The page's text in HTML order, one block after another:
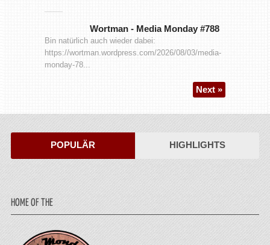
Wortman - Media Monday #788
Bin natürlich auch wieder dabei:
https://wortman.wordpress.com/2026/08/03/media-
monday-78...
Next »
POPULÄR HIGHLIGHTS
HOME OF THE